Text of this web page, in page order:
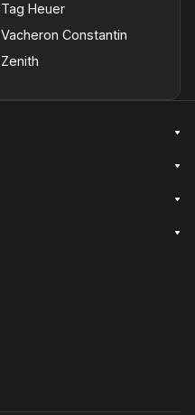
Tag Heuer
Vacheron Constantin
Zenith